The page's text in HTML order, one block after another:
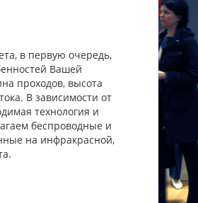
в первую очередь,
Вашей
проходов, высота
В зависимости от
технология и
беспроводные и
на инфракрасной,